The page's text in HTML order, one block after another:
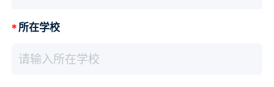
*所在学校
请输入所在学校